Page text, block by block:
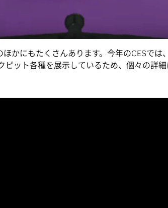
かにもたくさんあります。今年のCESでは
ピット各種を展示しているため、個々の詳